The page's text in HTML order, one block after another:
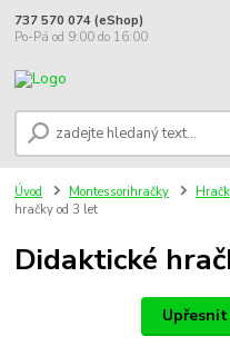
737 570 074 (eShop)
Po-Pá od 9:00 do 16:00
Úvod Montessorihračky
hračky od 3 let
Didaktické